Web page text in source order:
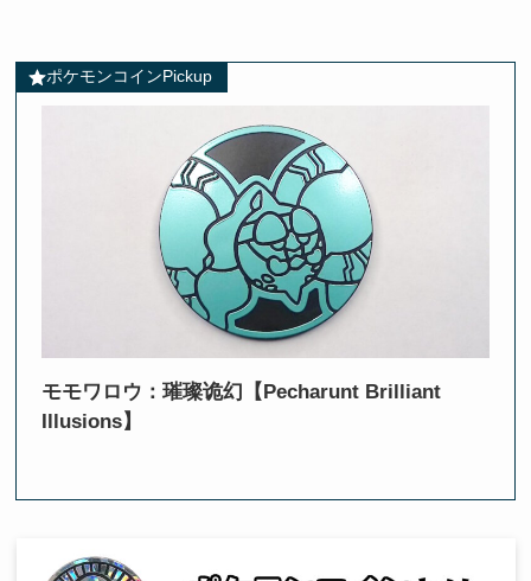
ポケモンコインPickup
モモワロウ：璀璨诡幻【Pecharunt Brilliant
Illusions】